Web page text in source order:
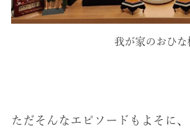
我が家のおひな
ただそんなエピソードもよそに、